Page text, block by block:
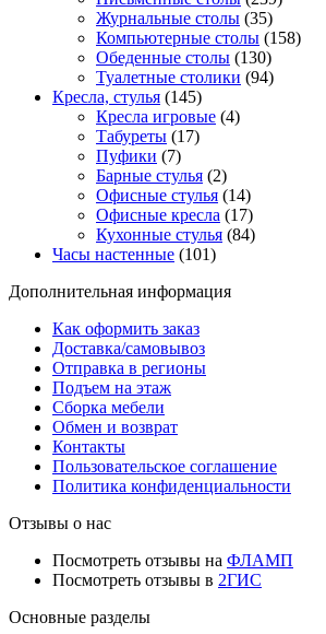
Журнальные столы (35)
Компьютерные столы (158)
Обеденные столы (130)
Туалетные столики (94)
Кресла, стулья (145)
Кресла игровые (4)
Табуреты (17)
Пуфики (7)
Барные стулья (2)
Офисные стулья (14)
Офисные кресла (17)
Кухонные стулья (84)
Часы настенные (101)
Дополнительная информация
Как оформить заказ
Доставка/самовывоз
Отправка в регионы
Подъем на этаж
Сборка мебели
Обмен и возврат
Контакты
Пользовательское соглашение
Политика конфиденциальности
Отзывы о нас
Посмотреть отзывы на ФЛАМП
Посмотреть отзывы в 2ГИС
Основные разделы